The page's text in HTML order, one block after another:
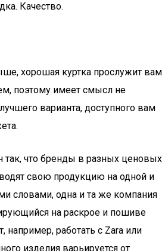
Качество.
хорошая куртка прослужит вам
поэтому имеет смысл не
варианта, доступного вам
что бренды в разных ценовых
свою продукцию на одной и
словами, одна и та же компания
на раскрое и пошиве
работать с Zara или
изделия варьируется от